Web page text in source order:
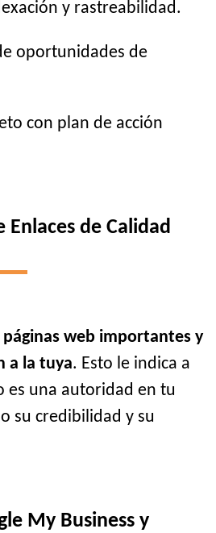
y rastreabilidad.
oportunidades de
con plan de acción
Enlaces de Calidad
páginas web importantes y
a la tuya. Esto le indica a
es una autoridad en tu
su credibilidad y su
My Business y